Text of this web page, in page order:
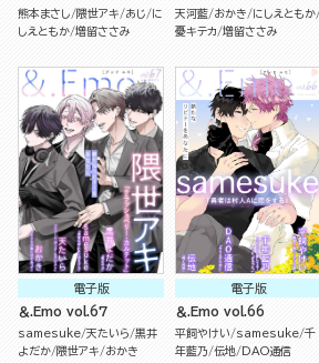
熊本まさし 隈世アキ あじ
に
しえともか 増留ささみ
天河藍 おかき
にしえともか
憂キテカ 増留ささみ
電子版
＆.Emo vol.67
samesuke 天たいら 黒井
よだか 隈世アキ おかき
電子版
＆.Emo vol.66
平飼やけい samesuke 千
年藍乃 伝地 DAO通信